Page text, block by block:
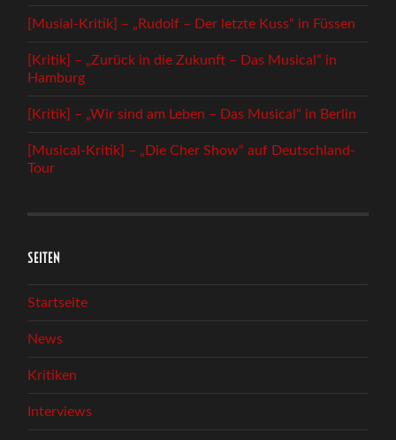
[Musial-Kritik] – „Rudolf – Der letzte Kuss“ in Füssen
[Kritik] – „Zurück in die Zukunft – Das Musical“ in
Hamburg
[Kritik] – „Wir sind am Leben – Das Musical“ in Berlin
[Musical-Kritik] – „Die Cher Show“ auf Deutschland-
Tour
SEITEN
Startseite
News
Kritiken
Interviews